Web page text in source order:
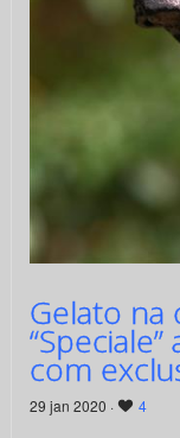
Gelato na
com
29 jan 2020 · 4